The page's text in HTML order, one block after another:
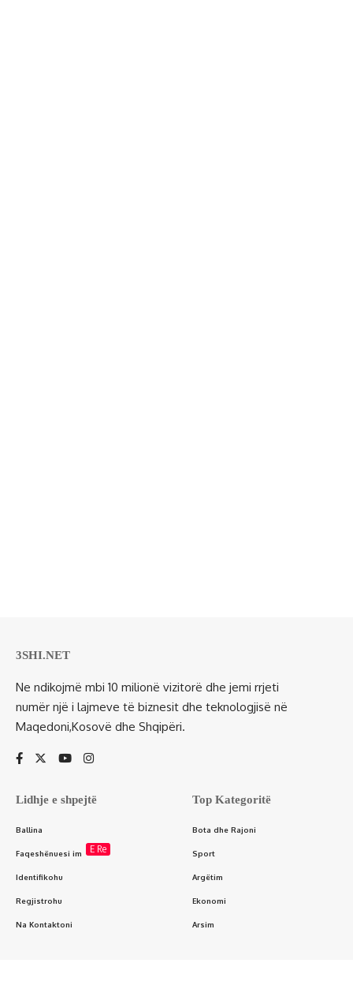
3SHI.NET
Ne ndikojmë mbi 10 milionë vizitorë dhe jemi rrjeti
numër një i lajmeve të biznesit dhe teknologjisë në
Maqedoni,Kosovë dhe Shqipëri.
Lidhje e shpejtë
Ballina
Faqeshënuesi im E Re
Identifikohu
Regjistrohu
Na Kontaktoni
Top Kategoritë
Bota dhe Rajoni
Sport
Argëtim
Ekonomi
Arsim